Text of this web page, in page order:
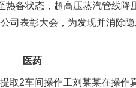
备状态，超高压蒸汽管线
司表彰大会，为发现并消除
医药
2车间操作工刘某某在操作